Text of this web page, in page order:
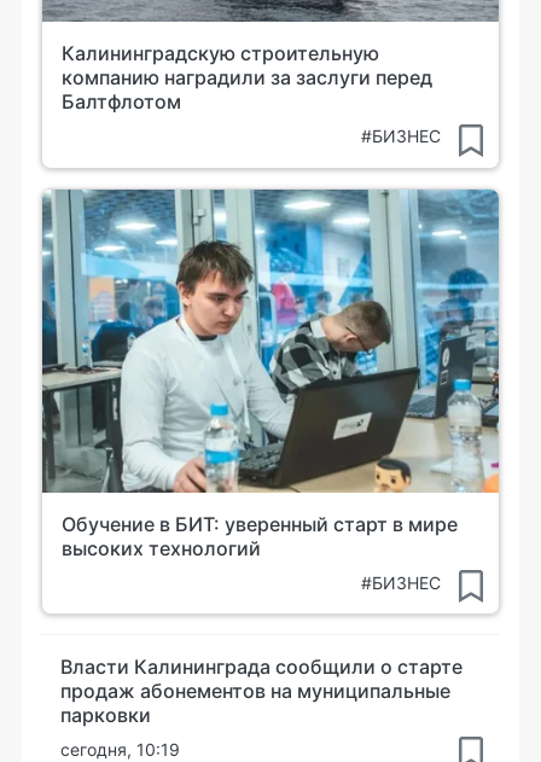
Калининградскую строительную
компанию наградили за заслуги перед
Балтфлотом
#БИЗНЕС
Обучение в БИТ: уверенный старт в мире
высоких технологий
#БИЗНЕС
Власти Калининграда сообщили о старте
продаж абонементов на муниципальные
парковки
сегодня, 10:19